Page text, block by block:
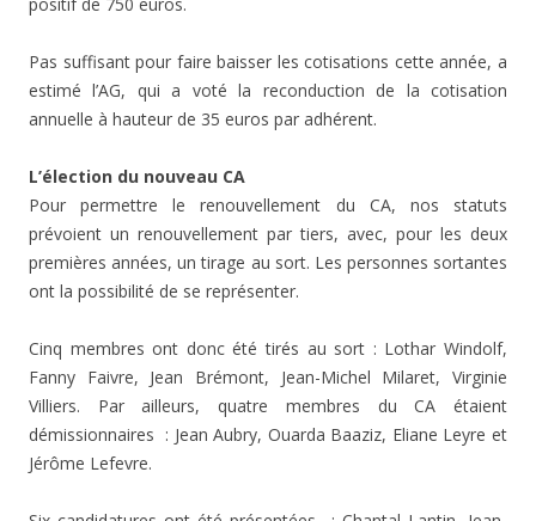
Pas suffisant pour faire baisser les cotisations cette année, a
estimé l’AG, qui a voté la reconduction de la cotisation
annuelle à hauteur de 35 euros par adhérent.
L’élection du nouveau CA
Pour permettre le renouvellement du CA, nos statuts
prévoient un renouvellement par tiers, avec, pour les deux
premières années, un tirage au sort. Les personnes sortantes
ont la possibilité de se représenter.
Cinq membres ont donc été tirés au sort : Lothar Windolf,
Fanny Faivre, Jean Brémont, Jean-Michel Milaret, Virginie
Villiers. Par ailleurs, quatre membres du CA étaient
démissionnaires : Jean Aubry, Ouarda Baaziz, Eliane Leyre et
Jérôme Lefevre.